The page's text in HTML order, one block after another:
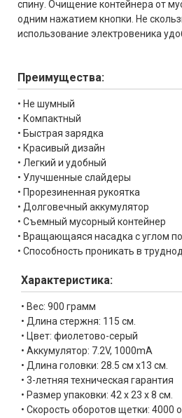
спину. Очищение контейнера от
одним нажатием кнопки. Не
использование электровеника
Преимущества:
• Не шумный
• Компактный
• Быстрая зарядка
• Красивый дизайн
• Легкий и удобный
• Улучшенные слайдеры
• Прорезиненная рукоятка
• Долговечный аккумулятор
• Съемный мусорный контейнер
• Вращающаяся насадка с углом
• Способность проникать в
Характеристика:
• Вес: 900 грамм
• Длина стержня: 115 см.
• Цвет: фиолетово-серый
• Аккумулятор: 7.2V, 1000mA
• Длина головки: 28.5 см x13 см.
• 3-летняя техническая гарантия
• Размер упаковки: 42 х 23 х 8 см.
• Скорость оборотов щетки: 4000